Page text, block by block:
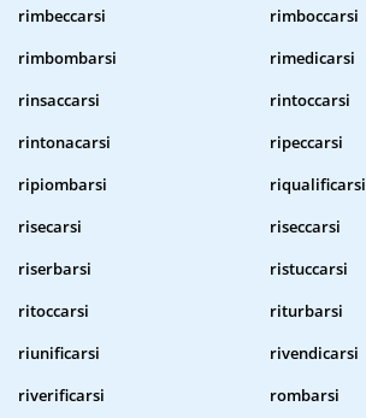
rimbeccarsi
rimboccarsi
rimbombarsi
rimedicarsi
rinsaccarsi
rintoccarsi
rintonacarsi
ripeccarsi
ripiombarsi
riqualificarsi
risecarsi
riseccarsi
riserbarsi
ristuccarsi
ritoccarsi
riturbarsi
riunificarsi
rivendicarsi
riverificarsi
rombarsi